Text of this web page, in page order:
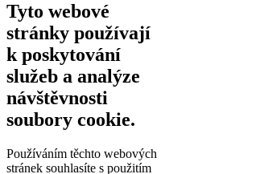
Tyto webové
stránky používají
k poskytování
služeb a analýze
návštěvnosti
soubory cookie.
Používáním těchto webových
stránek souhlasíte s použitím